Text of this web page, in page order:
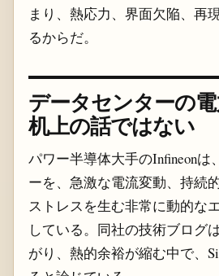
まり、熱応力、界面欠陥、再
るからだ。
データセンターの電
机上の話ではない
パワー半導体大手のInfineonは
ーを、急激な電流変動、持続
ストレスを生む非常に動的な
している。同社の技術ブログ
がり、熱的余裕が縮む中で、